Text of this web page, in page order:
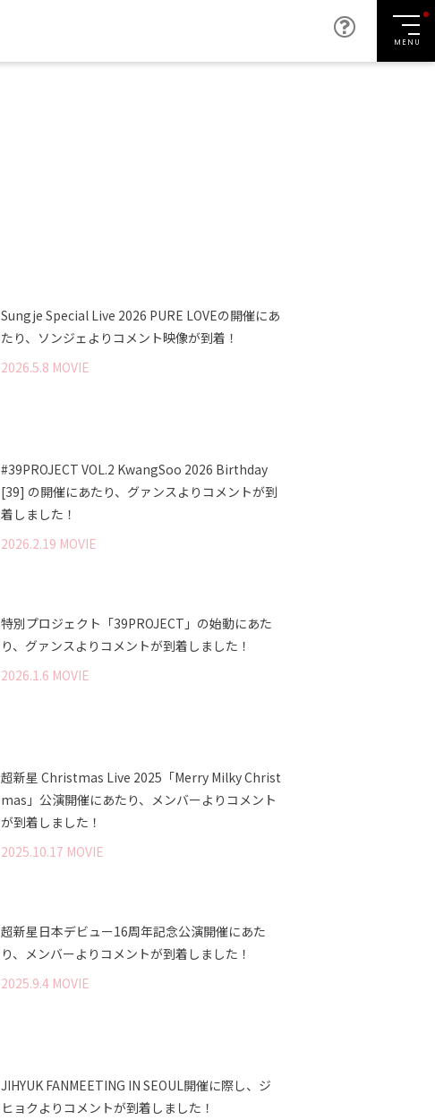
MENU
Sungje Special Live 2026 PURE LOVEの開催にあ
たり、ソンジェよりコメント映像が到着！
2026.5.8 MOVIE
#39PROJECT VOL.2 KwangSoo 2026 Birthday
[39] の開催にあたり、グァンスよりコメントが到
着しました！
2026.2.19 MOVIE
特別プロジェクト「39PROJECT」の始動にあた
り、グァンスよりコメントが到着しました！
2026.1.6 MOVIE
超新星 Christmas Live 2025「Merry Milky Christ
mas」公演開催にあたり、メンバーよりコメント
が到着しました！
2025.10.17 MOVIE
超新星日本デビュー16周年記念公演開催にあた
り、メンバーよりコメントが到着しました！
2025.9.4 MOVIE
JIHYUK FANMEETING IN SEOUL開催に際し、ジ
ヒョクよりコメントが到着しました！